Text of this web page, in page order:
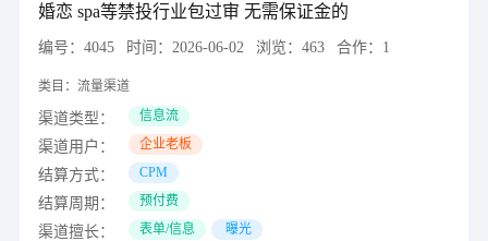
婚恋 spa等禁投行业包过审 无需保证金的
编号： 4045 时间： 2026-06-02 浏览： 463 合作： 1
类目： 流量渠道
渠道类型： 信息流
渠道用户： 企业老板
结算方式： CPM
结算周期： 预付费
渠道擅长： 表单/信息 曝光